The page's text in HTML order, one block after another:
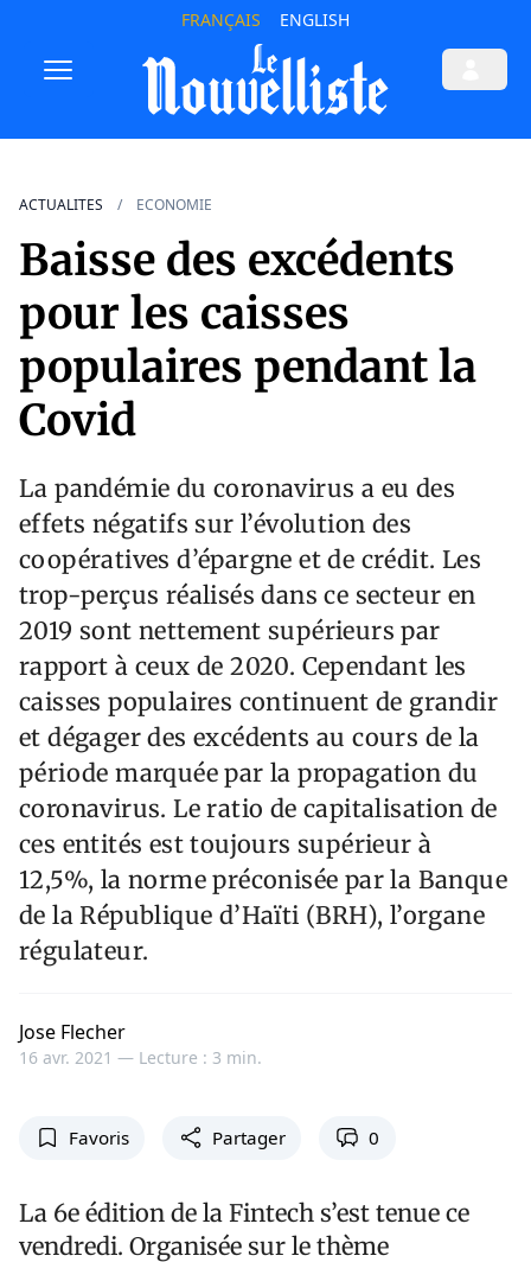
FRANÇAIS ENGLISH
ACTUALITES ECONOMIE
Baisse des excédents
pour les caisses
populaires pendant la
Covid
La pandémie du coronavirus a eu des
effets négatifs sur l’évolution des
coopératives d’épargne et de crédit. Les
trop-perçus réalisés dans ce secteur en
2019 sont nettement supérieurs par
rapport à ceux de 2020. Cependant les
caisses populaires continuent de grandir
et dégager des excédents au cours de la
période marquée par la propagation du
coronavirus. Le ratio de capitalisation de
ces entités est toujours supérieur à
12,5%, la norme préconisée par la Banque
de la République d’Haïti (BRH), l’organe
régulateur.
Jose Flecher
16 avr. 2021 — Lecture : 3 min.
Favoris Partager 0
La 6e édition de la Fintech s’est tenue ce
vendredi. Organisée sur le thème